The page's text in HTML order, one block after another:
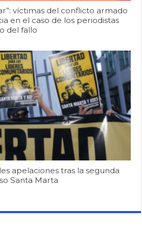
víctimas del conflicto armado
en el caso de los periodistas
del fallo
apelaciones tras la segunda
Santa Marta